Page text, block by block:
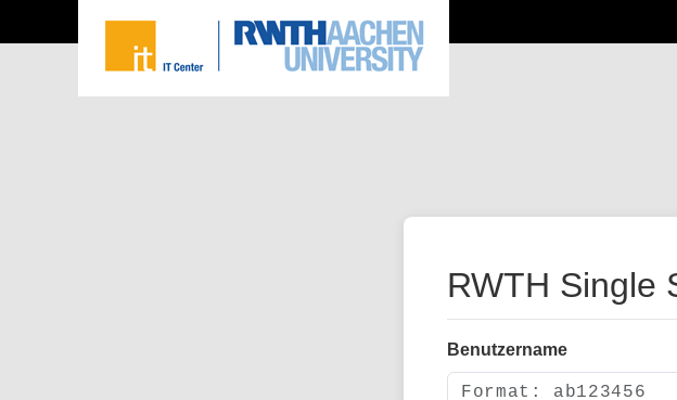
RWTH Single
Benutzername